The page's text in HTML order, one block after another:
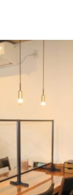
公式オンラインストア
WEBカタログ